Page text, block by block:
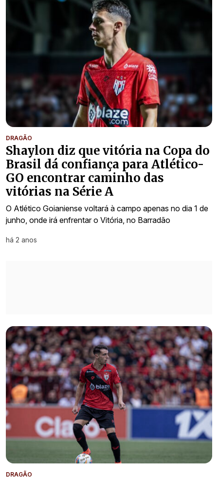
DRAGÃO
Shaylon diz que vitória na Copa do
Brasil dá confiança para Atlético-
GO encontrar caminho das
vitórias na Série A
O Atlético Goianiense voltará à campo apenas no dia 1 de
junho, onde irá enfrentar o Vitória, no Barradão
há 2 anos
DRAGÃO